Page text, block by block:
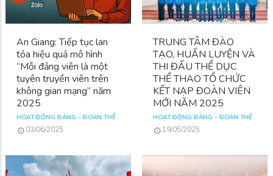
An Giang: Tiếp tục lan
tỏa hiệu quả mô hình
“Mỗi đảng viên là một
tuyên truyền viên trên
không gian mạng” năm
2025
HOẠT ĐỘNG ĐẢNG – ĐOÀN THỂ
03/06/2025
TRUNG TÂM ĐÀO
TẠO, HUẤN LUYỆN VÀ
THI ĐẤU THỂ DỤC
THỂ THAO TỔ CHỨC
KẾT NẠP ĐOÀN VIÊN
MỚI NĂM 2025
HOẠT ĐỘNG ĐẢNG – ĐOÀN THỂ
19/05/2025